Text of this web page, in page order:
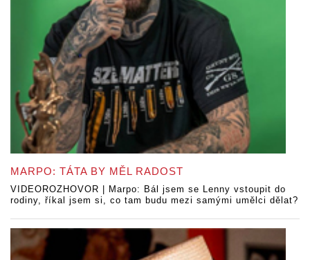
MARPO: TÁTA BY MĚL RADOST
VIDEOROZHOVOR | Marpo: Bál jsem se Lenny vstoupit do
rodiny, říkal jsem si, co tam budu mezi samými umělci dělat?